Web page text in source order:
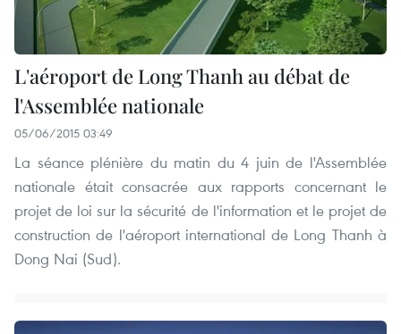
L'aéroport de Long Thanh au débat de
l'Assemblée nationale
05/06/2015 03:49
La séance plénière du matin du 4 juin de l'Assemblée
nationale était consacrée aux rapports concernant le
projet de loi sur la sécurité de l'information et le projet de
construction de l'aéroport international de Long Thanh à
Dong Nai (Sud).